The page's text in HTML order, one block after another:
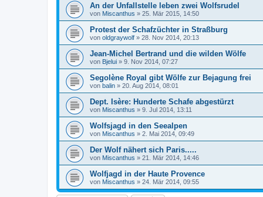
An der Unfallstelle leben zwei Wolfsrudel
von Miscanthus » 25. Mär 2015, 14:50
Protest der Schafzüchter in Straßburg
von oldgraywolf » 28. Nov 2014, 20:13
Jean-Michel Bertrand und die wilden Wölfe
von Bjelui » 9. Nov 2014, 07:27
Segolène Royal gibt Wölfe zur Bejagung frei
von balin » 20. Aug 2014, 08:01
Dept. Isère: Hunderte Schafe abgestürzt
von Miscanthus » 9. Jul 2014, 13:11
Wolfsjagd in den Seealpen
von Miscanthus » 2. Mai 2014, 09:49
Der Wolf nähert sich Paris.....
von Miscanthus » 21. Mär 2014, 14:46
Wolfjagd in der Haute Provence
von Miscanthus » 24. Mär 2014, 09:55